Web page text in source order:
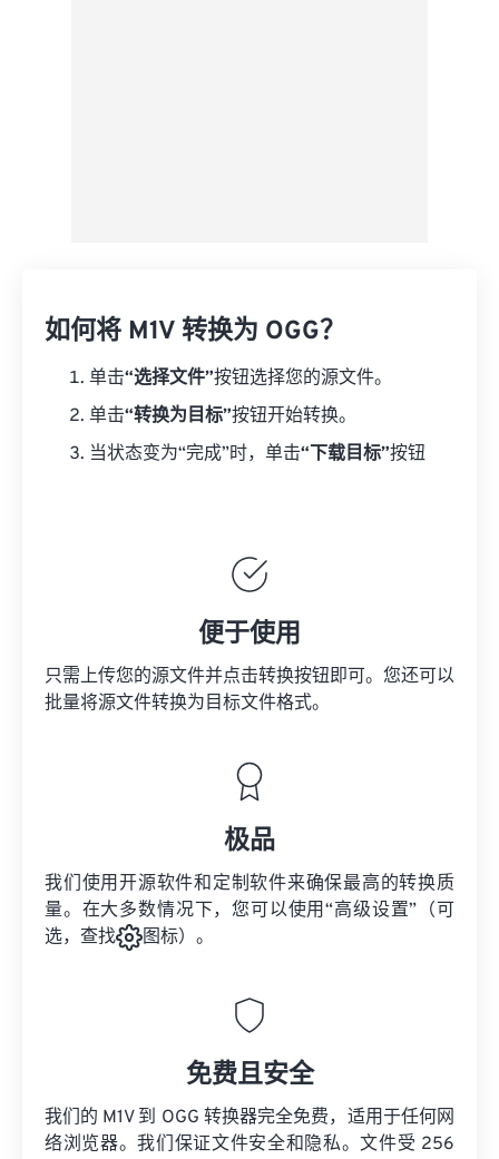
如何将 M1V 转换为 OGG？
单击“选择文件”按钮选择您的源文件。
单击“转换为目标”按钮开始转换。
当状态变为“完成”时，单击“下载目标”按钮
便于使用
只需上传您的源文件并点击转换按钮即可。您还可以
批量将源文件转换为目标文件格式。
极品
我们使用开源软件和定制软件来确保最高的转换质
量。在大多数情况下，您可以使用“高级设置”（可
选，查找
图标）。
免费且安全
我们的 M1V 到 OGG 转换器完全免费，适用于任何网
络浏览器。我们保证文件安全和隐私。文件受 256